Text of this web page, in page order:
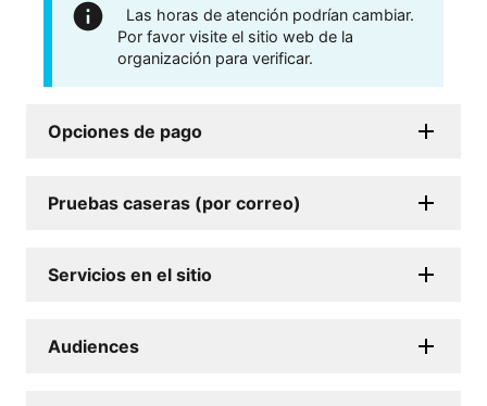
Las horas de atención podrían cambiar.
Por favor visite el sitio web de la
organización para verificar.
Opciones de pago
Pruebas caseras (por correo)
Servicios en el sitio
Audiences